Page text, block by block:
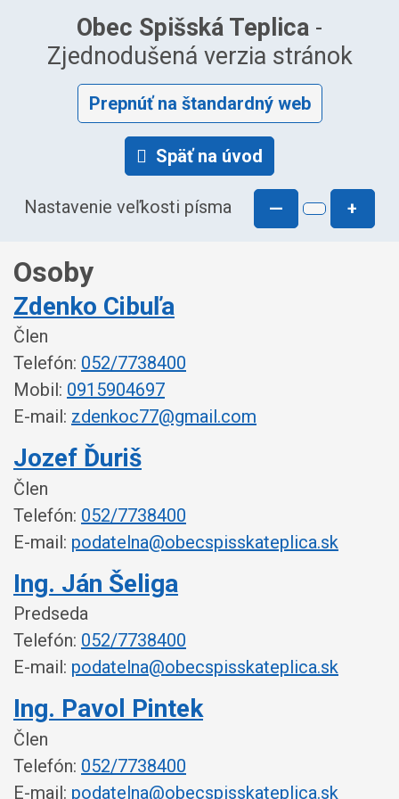
Obec Spišská Teplica -
Zjednodušená verzia stránok
Prepnúť na štandardný web
Späť na úvod
Nastavenie veľkosti písma — +
Osoby
Zdenko Cibuľa
Člen
Telefón: 052/7738400
Mobil: 0915904697
E-mail: zdenkoc77@gmail.com
Jozef Ďuriš
Člen
Telefón: 052/7738400
E-mail: podatelna@obecspisskateplica.sk
Ing. Ján Šeliga
Predseda
Telefón: 052/7738400
E-mail: podatelna@obecspisskateplica.sk
Ing. Pavol Pintek
Člen
Telefón: 052/7738400
E-mail: podatelna@obecspisskateplica.sk